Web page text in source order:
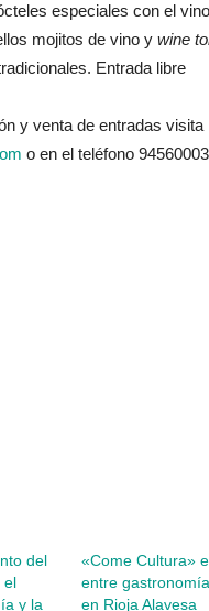
especiales con el
mojitos de vino y wine
Entrada libre
y venta de entradas visita
o en el teléfono
del
el
y la
«Come Cultura»
entre
en Rioja Alavesa